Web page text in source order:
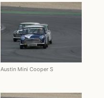
Austin Mini Cooper S